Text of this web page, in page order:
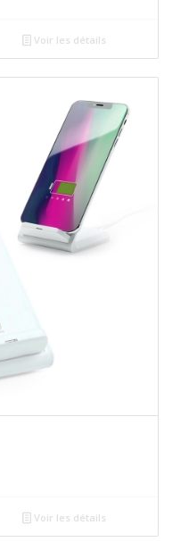
Voir les détails
Voir les détails